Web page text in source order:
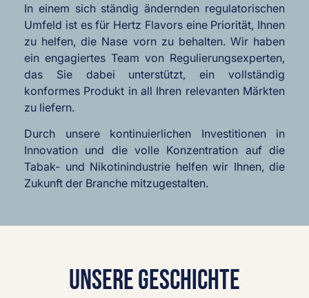
In einem sich ständig ändernden regulatorischen
Umfeld ist es für Hertz Flavors eine Priorität, Ihnen
zu helfen, die Nase vorn zu behalten. Wir haben
ein engagiertes Team von Regulierungsexperten,
das Sie dabei unterstützt, ein vollständig
konformes Produkt in all Ihren relevanten Märkten
zu liefern.
Durch unsere kontinuierlichen Investitionen in
Innovation und die volle Konzentration auf die
Tabak- und Nikotinindustrie helfen wir Ihnen, die
Zukunft der Branche mitzugestalten.
UNSERE GESCHICHTE